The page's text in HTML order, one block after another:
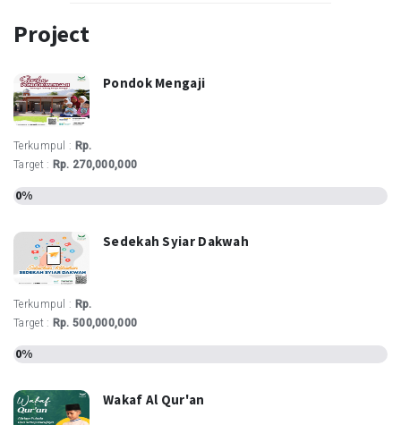
Project
Pondok Mengaji
Terkumpul : Rp.
Target : Rp. 270,000,000
0%
Sedekah Syiar Dakwah
Terkumpul : Rp.
Target : Rp. 500,000,000
0%
Wakaf Al Qur'an